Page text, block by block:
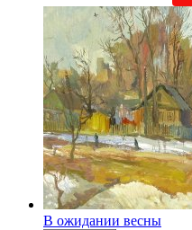
В ожидании весны